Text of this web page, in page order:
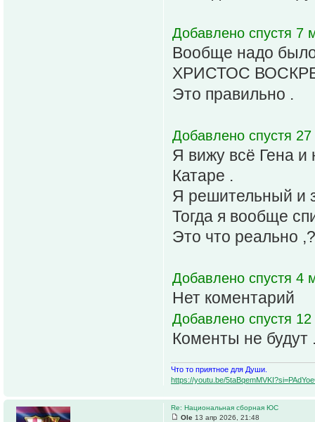
Добавлено спустя 7
Вообще надо было
ХРИСТОС
Это правильно .
Добавлено спустя
Я вижу всё Гена
Катаре .
Я решительный и
Тогда я вообще
Это что реально ,?
Добавлено спустя 4
Нет коментарий
Добавлено спустя
Коменты не будут
Что то приятное для Души.
https://youtu.be/
Re: Национальная сборная ЮС
Ole 13 апр 2026, 21:48